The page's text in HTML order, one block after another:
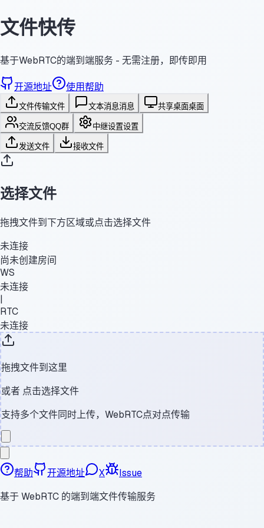
文件快传
基于WebRTC的端到端服务 - 无需注册，即传即用
开源地址 使用帮助
文件传输文件 文本消息消息 共享桌面桌面
交流反馈QQ群 中继设置设置
发送文件 接收文件
选择文件
拖拽文件到下方区域或点击选择文件
未连接
尚未创建房间
WS
未连接
|
RTC
未连接
拖拽文件到这里
或者 点击选择文件
支持多个文件同时上传，WebRTC点对点传输
帮助 开源地址 X
Issue
基于 WebRTC 的端到端文件传输服务